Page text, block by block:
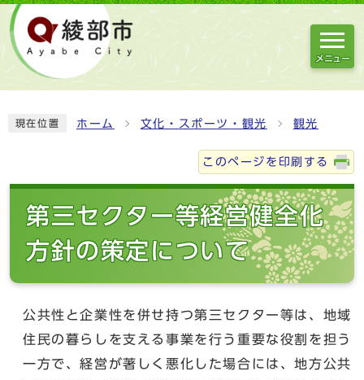
メニュー
現在位置 ホーム 文化・スポーツ・観光 観光
このページを印刷する
第三セクター等経営健全化
方針の策定について
公共性と企業性を併せ持つ第三セクター等は、地域
住民の暮らしを支える事業を行う重要な役割を担う
一方で、経営が著しく悪化した場合には、地方公共